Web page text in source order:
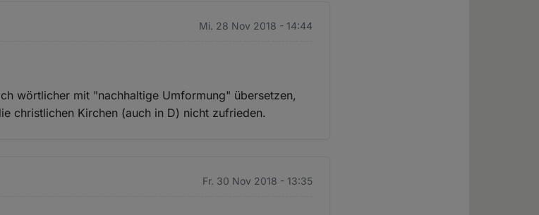
Mi. 28 Nov 2018 - 14:44
wörtlicher mit "nachhaltige Umformung" übersetzen,
christlichen Kirchen (auch in D) nicht zufrieden.
Fr. 30 Nov 2018 - 13:35